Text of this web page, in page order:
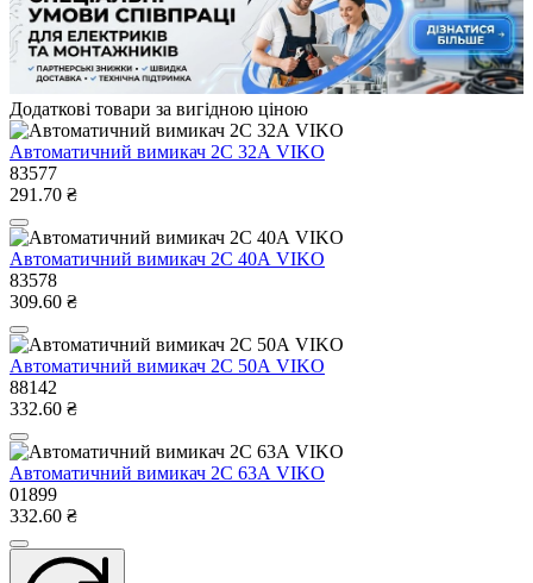
Додаткові товари за вигідною ціною
Автоматичний вимикач 2C 32А VIKO
83577
291.70 ₴
Автоматичний вимикач 2C 40А VIKO
83578
309.60 ₴
Автоматичний вимикач 2C 50А VIKO
88142
332.60 ₴
Автоматичний вимикач 2C 63А VIKO
01899
332.60 ₴